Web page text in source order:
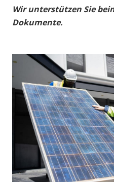
Wir unterstützen Sie
Dokumente.